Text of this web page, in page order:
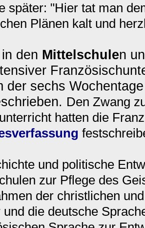
später: "Hier tat man
Plänen kalt und
den Mittelschulen
der sechs
Den Zwang
hatten die
und politische
zur Pflege des
der christlichen
und die deutsche